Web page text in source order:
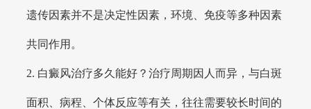
遗传因素并不是决定性因素，环境、免疫等多种因素
共同作用。
2. 白癜风治疗多久能好？治疗周期因人而异，与白斑
面积、病程、个体反应等有关，往往需要较长时间的